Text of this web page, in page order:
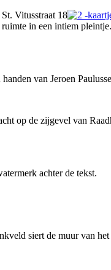
Vitusstraat 18
in een intiem
van Jeroen
op de zijgevel van
achter de tekst.
siert de muur van het